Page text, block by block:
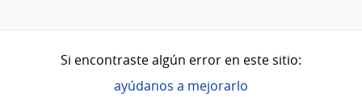
Si encontraste algún error en este sitio:
ayúdanos a mejorarlo